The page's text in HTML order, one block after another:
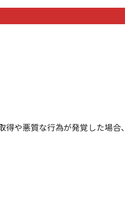
や悪質な行為が発覚した場合、